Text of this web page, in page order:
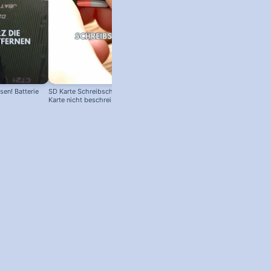
Batterie
SD Karte Schreibschutz austricksen:
Karte nicht beschreibbar?